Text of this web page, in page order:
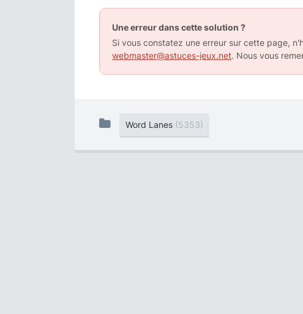
Une erreur dans cette solution ?
Si vous constatez une erreur sur cette page,
webmaster@astuces-jeux.net. Nous vous
Word Lanes (5353)